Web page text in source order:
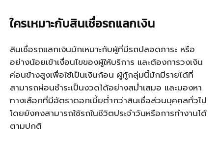
ใครเหมาะกับสินเชื่อรถแลกเงิน
สินเชื่อรถแลกเงินมักเหมาะกับผู้ที่มีรถปลอดภาระ หรือ
อย่างน้อยเข้าเงื่อนไขของผู้ให้บริการ และต้องการวงเงิน
ค่อนข้างสูงเพื่อใช้เป็นเงินก้อน ผู้กู้กลุ่มนี้มักมีรายได้ที่
สามารถผ่อนชำระเป็นงวดได้อย่างสม่ำเสมอ และมองหา
ทางเลือกที่มีอัตราดอกเบี้ยต่ำกว่าสินเชื่อส่วนบุคคลทั่วไป
โดยยังคงสามารถใช้รถในชีวิตประจำวันหรือการทำงานได้
ตามปกติ